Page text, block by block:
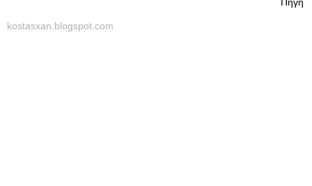
kostasxan.blogspot.com